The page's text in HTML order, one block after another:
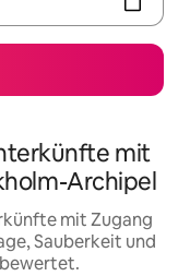
mit
Archipel
mit Zugang
Sauberkeit und